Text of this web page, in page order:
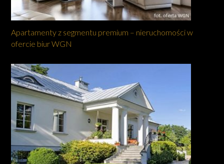
Apartamenty z segmentu premium – nieruchomości w
ofercie biur WGN